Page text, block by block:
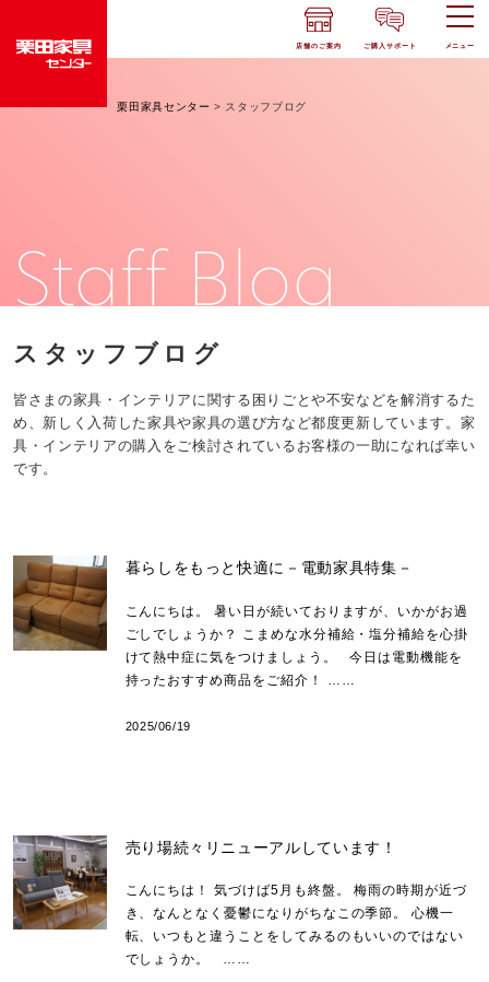
店舗のご案内 ご購入サポート メニュー
栗田家具センター > スタッフブログ
Staff Blog
スタッフブログ
皆さまの家具・インテリアに関する困りごとや不安などを解消するた
め、新しく入荷した家具や家具の選び方など都度更新しています。家
具・インテリアの購入をご検討されているお客様の一助になれば幸い
です。
暮らしをもっと快適に－電動家具特集－
こんにちは。 暑い日が続いておりますが、いかがお過
ごしでしょうか？ こまめな水分補給・塩分補給を心掛
けて熱中症に気をつけましょう。 今日は電動機能を
持ったおすすめ商品をご紹介！ ……
2025/06/19
売り場続々リニューアルしています！
こんにちは！ 気づけば5月も終盤。 梅雨の時期が近づ
き、なんとなく憂鬱になりがちなこの季節。 心機一
転、いつもと違うことをしてみるのもいいのではない
でしょうか。 ……